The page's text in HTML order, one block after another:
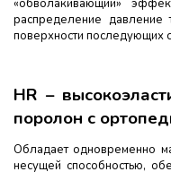
«обволакивающий»
распределение
поверхности последующих
HR –
поролон с
Обладает одновременно
несущей способностью,